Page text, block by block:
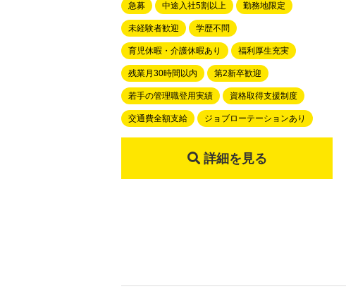
急募 中途入社5割以上 勤務地限定
未経験者歓迎 学歴不問
育児休暇・介護休暇あり 福利厚生充実
残業月30時間以内 第2新卒歓迎
若手の管理職登用実績 資格取得支援制度
交通費全額支給 ジョブローテーションあり
詳細を見る